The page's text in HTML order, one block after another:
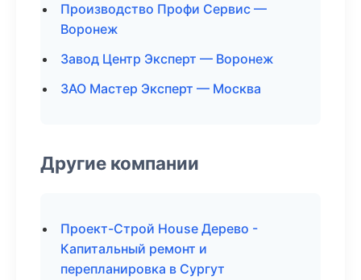
Производство Профи Сервис —
Воронеж
Завод Центр Эксперт — Воронеж
ЗАО Мастер Эксперт — Москва
Другие компании
Проект-Строй House Дерево -
Капитальный ремонт и
перепланировка в Сургут